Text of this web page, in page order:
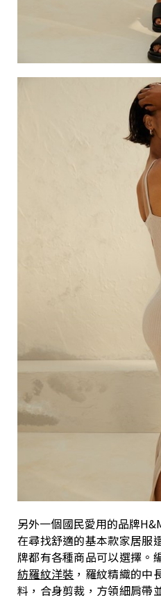
另外一個國民愛用的品牌
在尋找舒適的基本款家居服
牌都有各種商品可以選擇。
紡羅紋洋裝 ，羅紋精織的中
料，合身剪裁，方領細肩帶